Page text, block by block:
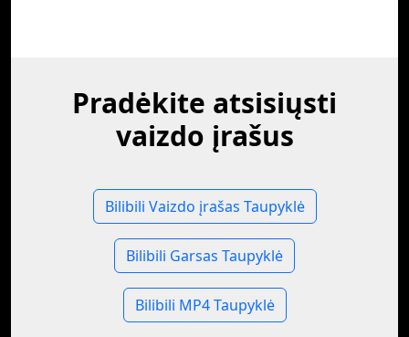
Pradėkite atsisiųsti
vaizdo įrašus
Bilibili Vaizdo įrašas Taupyklė
Bilibili Garsas Taupyklė
Bilibili MP4 Taupyklė